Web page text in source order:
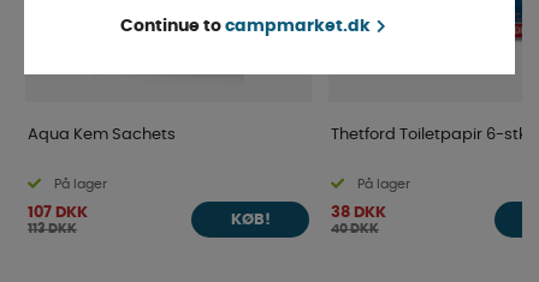
Aqua Kem Sachets
På lager
107 DKK
113 DKK
KØB!
Thetford Toiletpapir 6-stk
På lager
38 DKK
40 DKK
Continue to campmarket.dk